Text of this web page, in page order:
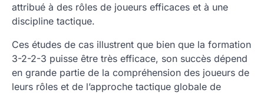
attribué à des rôles de joueurs efficaces et à une
discipline tactique.
Ces études de cas illustrent que bien que la formation
3-2-2-3 puisse être très efficace, son succès dépend
en grande partie de la compréhension des joueurs de
leurs rôles et de l’approche tactique globale de